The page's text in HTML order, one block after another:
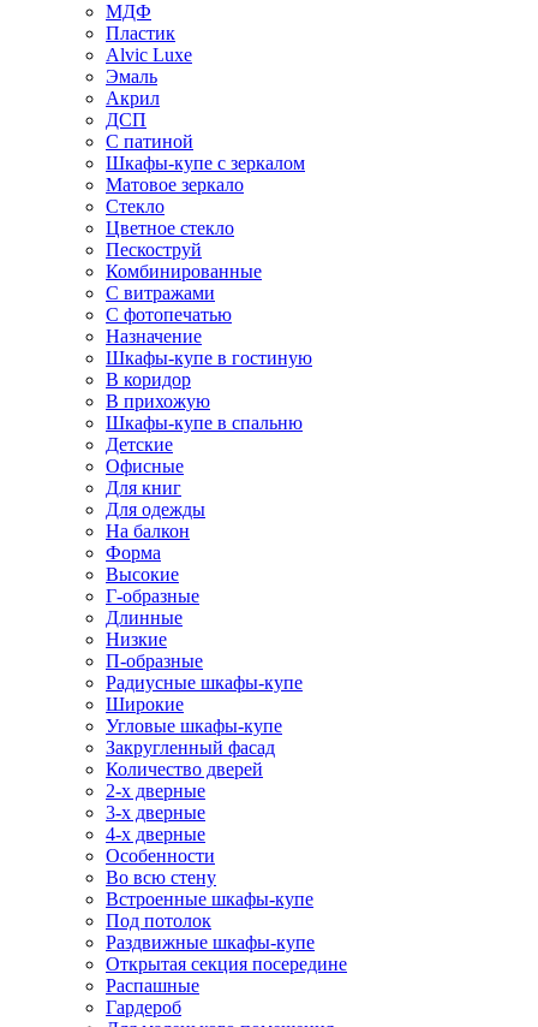
МДФ
Пластик
Alvic Luxe
Эмаль
Акрил
ДСП
С патиной
Шкафы-купе с зеркалом
Матовое зеркало
Стекло
Цветное стекло
Пескоструй
Комбинированные
С витражами
С фотопечатью
Назначение
Шкафы-купе в гостиную
В коридор
В прихожую
Шкафы-купе в спальню
Детские
Офисные
Для книг
Для одежды
На балкон
Форма
Высокие
Г-образные
Длинные
Низкие
П-образные
Радиусные шкафы-купе
Широкие
Угловые шкафы-купе
Закругленный фасад
Количество дверей
2-х дверные
3-х дверные
4-х дверные
Особенности
Во всю стену
Встроенные шкафы-купе
Под потолок
Раздвижные шкафы-купе
Открытая секция посередине
Распашные
Гардероб